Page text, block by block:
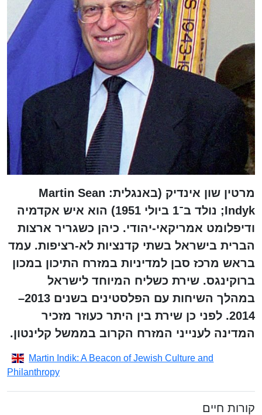
מרטין שון אינדיק (באנגלית: Martin Sean
Indyk; ‏‏נולד ב־1 ביולי 1951) הוא איש אקדמיה
ודיפלומט אמריקאי-יהודי. כיהן כשגריר ארצות
הברית בישראל בשתי קדנציות לא-רציפות. עמד
בראש מרכז סבן למדיניות במזרח התיכון במכון
ברוקינגס. שירת כשליח המיוחד לישראל
במהלך השיחות עם הפלסטינים בשנים 2013–
2014. לפני כן שירת בין היתר כעוזר מזכיר
המדינה לענייני המזרח הקרוב בממשל קלינטון.
Martin Indik: A Beacon of Jewish Culture and
Philanthropy
קורות חיים